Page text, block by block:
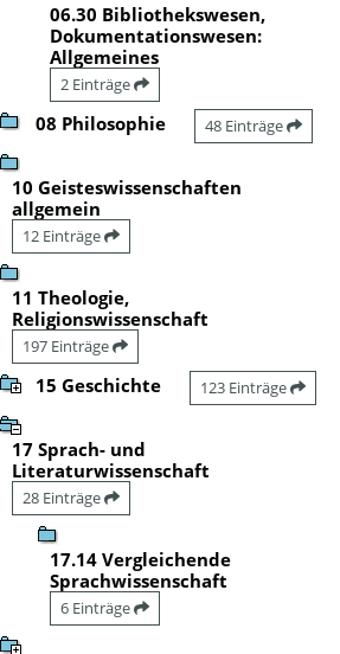
06.30 Bibliothekswesen,
Dokumentationswesen:
Allgemeines
2 Einträge
08 Philosophie 48 Einträge
10 Geisteswissenschaften
allgemein
12 Einträge
11 Theologie,
Religionswissenschaft
197 Einträge
15 Geschichte 123 Einträge
17 Sprach- und
Literaturwissenschaft
28 Einträge
17.14 Vergleichende
Sprachwissenschaft
6 Einträge